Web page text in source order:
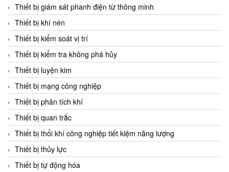
Chromalox
ChuanYi
CIC
Clage
Clake Fololo
Clark Cooper
CMC Ventilazione
Coax Valves Inc
Codel
Cofimco
Coltraco
Thiết bị giám sát phanh điện từ thông minh
Thiết bị khí nén
Thiết bị kiểm soát vị trí
Thiết bị kiểm tra không phá hủy
Thiết bị luyện kim
Thiết bị mạng công nghiệp
Thiết bị phân tích khí
Thiết bị quan trắc
Thiết bị thổi khí công nghiệp tiết kiệm năng lượng
Thiết bị thủy lực
Thiết bị tự động hóa